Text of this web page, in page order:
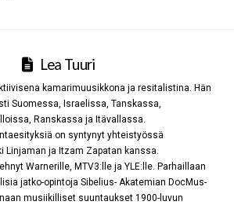
Lea Tuuri
kamarimuusikkona ja resitalistina. Hän
Suomessa, Israelissa, Tanskassa,
Ranskassa ja Itävallassa.
on syntynyt yhteistyössä
Linjaman ja Itzam Zapatan kanssa.
Warnerille, MTV3:lle ja YLE:lle. Parhaillaan
jatko-opintoja Sibelius- Akatemian DocMus-
musiikilliset suuntaukset 1900-luvun